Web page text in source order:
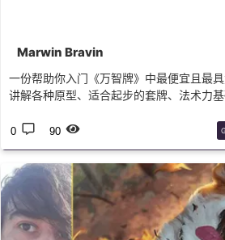
Marwin Bravin
一份帮助你入门《万智牌》中最便宜且最具
讲解各种原型、适合起步的套牌、法术力基
0 90